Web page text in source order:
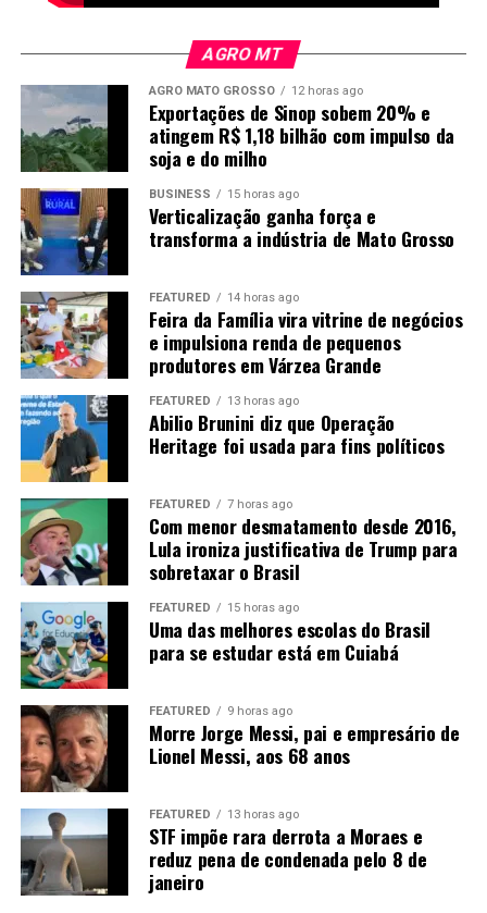
AGRO MT
AGRO MATO GROSSO 12 horas ago
Exportações de Sinop sobem 20% e
atingem R$ 1,18 bilhão com impulso da
soja e do milho
BUSINESS 15 horas ago
Verticalização ganha força e
transforma a indústria de Mato Grosso
FEATURED 14 horas ago
Feira da Família vira vitrine de negócios
e impulsiona renda de pequenos
produtores em Várzea Grande
FEATURED 13 horas ago
Abilio Brunini diz que Operação
Heritage foi usada para fins políticos
FEATURED 7 horas ago
Com menor desmatamento desde 2016,
Lula ironiza justificativa de Trump para
sobretaxar o Brasil
FEATURED 15 horas ago
Uma das melhores escolas do Brasil
para se estudar está em Cuiabá
FEATURED 9 horas ago
Morre Jorge Messi, pai e empresário de
Lionel Messi, aos 68 anos
FEATURED 13 horas ago
STF impõe rara derrota a Moraes e
reduz pena de condenada pelo 8 de
janeiro